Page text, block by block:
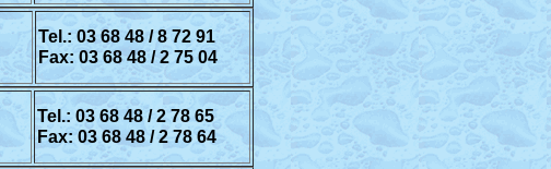
Tel.: 03 68 48 / 8 72 91
Fax: 03 68 48 / 2 75 04
Tel.: 03 68 48 / 2 78 65
Fax: 03 68 48 / 2 78 64